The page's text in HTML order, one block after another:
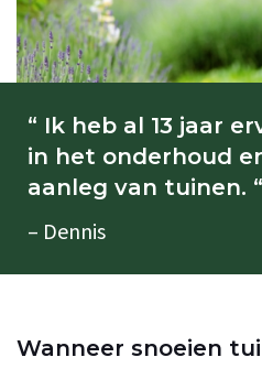
“ Ik heb al 13 jaar
in het onderhoud
aanleg van tuinen. “
– Dennis
Wanneer snoeien